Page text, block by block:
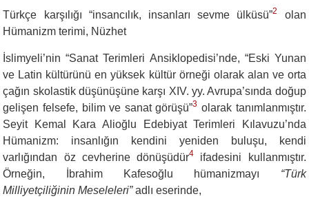
Türkçe karşılığı “insancılık, insanları sevme ülküsü”2
olan
Hümanizm terimi, Nüzhet
İslimyeli’nin “Sanat Terimleri Ansiklopedisi’nde, “Eski Yunan
ve Latin kültürünü en yüksek kültür örneği olarak alan ve orta
çağın skolastik düşünüşüne karşı XIV. yy. Avrupa’sında doğup
gelişen felsefe, bilim ve sanat görüşü”3 olarak tanımlanmıştır.
Seyit Kemal Kara Alioğlu Edebiyat Terimleri Kılavuzu’nda
Hümanizm: insanlığın kendini yeniden buluşu, kendi
varlığından öz cevherine dönüşüdür4
ifadesini kullanmıştır.
Örneğin, İbrahim Kafesoğlu hümanizmayı “Türk
Milliyetçiliğinin Meseleleri”adlı eserinde,